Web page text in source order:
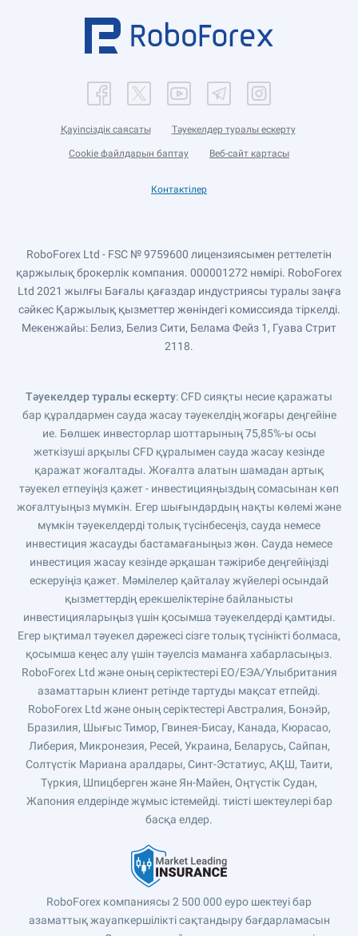
Қауіпсіздік саясаты Тәуекелдер туралы ескерту
Cookie файлдарын баптау Веб-сайт картасы
Контактілер
RoboForex Ltd - FSC № 9759600 лицензиясымен реттелетін
қаржылық брокерлік компания. 000001272 нөмірі. RoboForex
Ltd 2021 жылғы Бағалы қағаздар индустриясы туралы заңға
сәйкес Қаржылық қызметтер жөніндегі комиссияда тіркелді.
Мекенжайы: Белиз, Белиз Сити, Белама Фейз 1, Гуава Стрит
2118.
Тәуекелдер туралы ескерту: CFD сияқты несие қаражаты
бар құралдармен сауда жасау тәуекелдің жоғары деңгейіне
ие. Бөлшек инвесторлар шоттарының 75,85%-ы осы
жеткізуші арқылы CFD құралымен сауда жасау кезінде
қаражат жоғалтады. Жоғалта алатын шамадан артық
тәуекел етпеуіңіз қажет - инвестицияңыздың сомасынан көп
жоғалтуыңыз мүмкін. Егер шығындардың нақты көлемі және
мүмкін тәуекелдерді толық түсінбесеңіз, сауда немесе
инвестиция жасауды бастамағаныңыз жөн. Сауда немесе
инвестиция жасау кезінде әрқашан тәжірибе деңгейіңізді
ескеруіңіз қажет. Мәмілелер қайталау жүйелері осындай
қызметтердің ерекшеліктеріне байланысты
инвестицияларыңыз үшін қосымша тәуекелдерді қамтиды.
Егер ықтимал тәуекел дәрежесі сізге толық түсінікті болмаса,
қосымша кеңес алу үшін тәуелсіз маманға хабарласыңыз.
RoboForex Ltd және оның серіктестері ЕО/ЕЭА/Ұлыбритания
азаматтарын клиент ретінде тартуды мақсат етпейді.
RoboForex Ltd және оның серіктестері Австралия, Бонэйр,
Бразилия, Шығыс Тимор, Гвинея-Бисау, Канада, Кюрасао,
Либерия, Микронезия, Ресей, Украина, Беларусь, Сайпан,
Солтүстік Мариана аралдары, Синт-Эстатиус, АҚШ, Таити,
Түркия, Шпицберген және Ян-Майен, Оңтүстік Судан,
Жапония елдерінде жұмыс істемейді. тиісті шектеулері бар
басқа елдер.
RoboForex компаниясы 2 500 000 еуро шектеуі бар
азаматтық жауапкершілікті сақтандыру бағдарламасын